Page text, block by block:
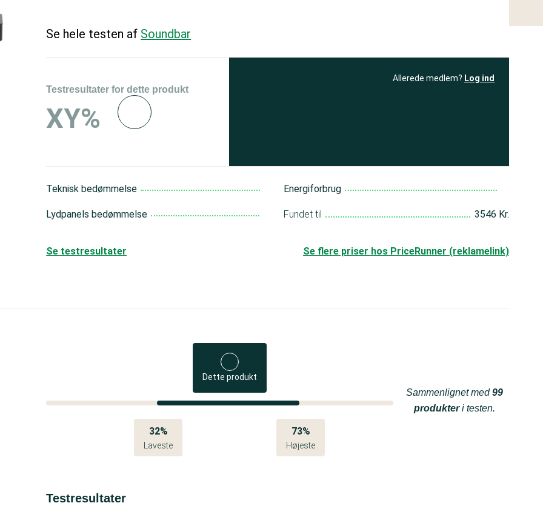
Se hele testen af Soundbar
Testresultater for dette produkt
XY%
Allerede medlem? Log ind
Teknisk bedømmelse
Lydpanels bedømmelse
Energiforbrug
Fundet til 3546 Kr.
Se flere priser hos PriceRunner (reklamelink)
Se testresultater
Dette produkt
32%
Laveste
73%
Højeste
Sammenlignet med99
produkteri testen.
Testresultater